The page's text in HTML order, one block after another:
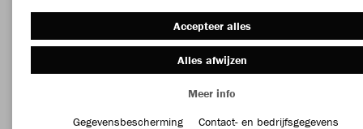
Accepteer alles
Alles afwijzen
Meer info
Gegevensbescherming
Contact- en bedrijfsgegevens